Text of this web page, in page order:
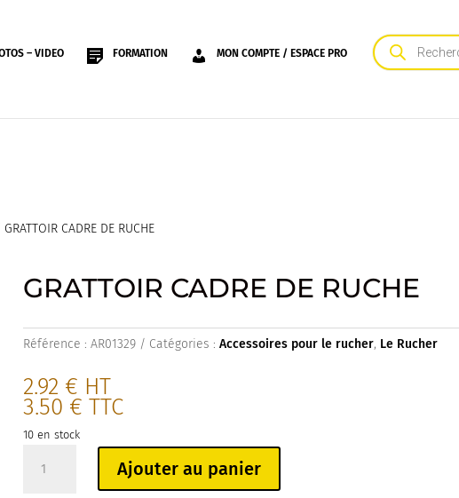
– VIDEO FORMATION MON COMPTE / ESPACE PRO
Recherche
de
produits
GRATTOIR CADRE DE RUCHE
GRATTOIR CADRE DE RUCHE
Référence :AR01329 Catégories :Accessoires pour le rucher, Le Rucher
2.92 € HT
3.50 € TTC
10 en stock
Ajouter au panier